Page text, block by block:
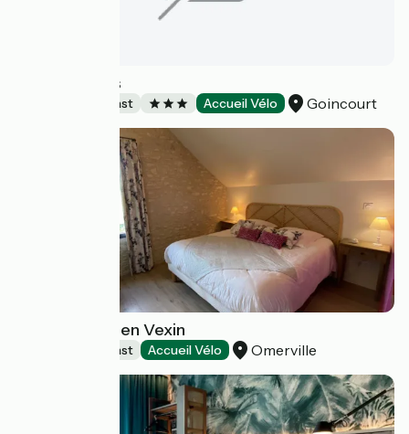
Les 3 Thèmes
Bed and breakfast Accueil Vélo Goincourt
La Musardine en Vexin
Bed and breakfast Accueil Vélo Omerville